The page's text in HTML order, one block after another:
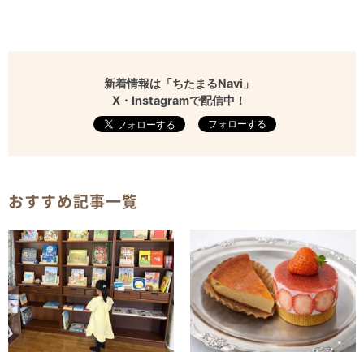
新着情報は「ちたまるNavi」
X・Instagramで配信中！
フォローする
おすすめ記事一覧